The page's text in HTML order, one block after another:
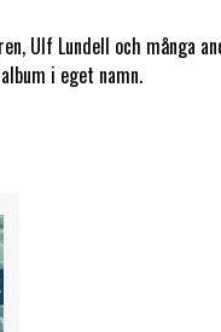
Ulf Lundell och många
i eget namn.